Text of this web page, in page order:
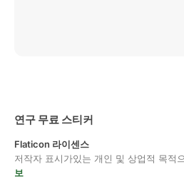
연구 무료 스티커
Flaticon 라이센스
저작자 표시가있는 개인 및 상업적 목적
보